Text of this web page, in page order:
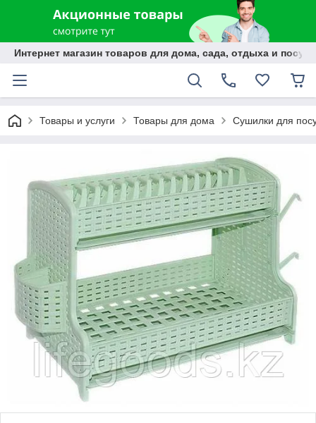
Интернет магазин товаров для дома, сада, отдыха и
Товары и услуги Товары для дома Сушилки для